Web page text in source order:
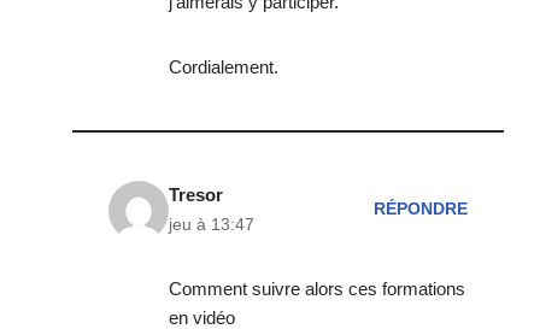
Cordialement.
Tresor
jeu à 13:47
RÉPONDRE
Comment suivre alors ces formations
en vidéo